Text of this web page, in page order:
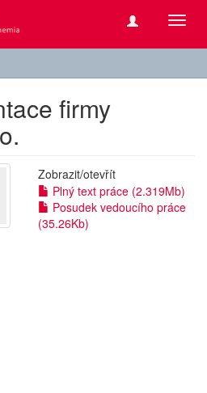
firmy
Zobrazit/otevřít
Plný text práce (2.319Mb)
Posudek vedoucího práce
(35.26Kb)